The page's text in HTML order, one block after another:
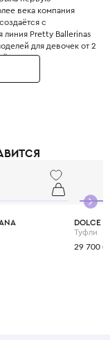
века компания
с
линия Pretty Ballerinas
для девочек от 2
мягкостью и
жёсткого
кожа, замша,
сохраняют форму
обувь, в которой
DOLCE
Туфли
29 700 ₽